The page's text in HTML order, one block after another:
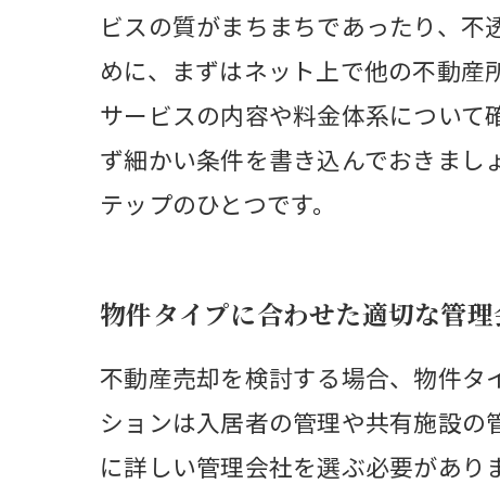
ビスの質がまちまちであったり、
めに、まずはネット上で他の不動
サービスの内容や料金体系について
ず細かい条件を書き込んでおきま
テップのひとつです。
物件タイプに合わせた適切な管
不動産売却を検討する場合、物件
ションは入居者の管理や共有施設
に詳しい管理会社を選ぶ必要があ